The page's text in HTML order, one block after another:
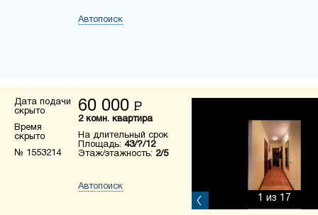
Автопоиск
Дата подачи
скрыто
Время
скрыто
№ 1553214
60 000 Р
2 комн. квартира
На длительный срок
Площадь: 43/?/12
Этаж/этажность: 2/5
Автопоиск
1 из 17